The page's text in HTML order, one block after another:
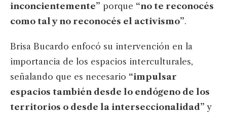
inconcientemente” porque “no te reconocés
como tal y no reconocés el activismo”.
Brisa Bucardo enfocó su intervención en la
importancia de los espacios interculturales,
señalando que es necesario “impulsar
espacios también desde lo endógeno de los
territorios o desde la interseccionalidad” y